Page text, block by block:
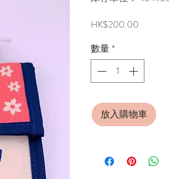
HK$200.00
數量*
放入購物車